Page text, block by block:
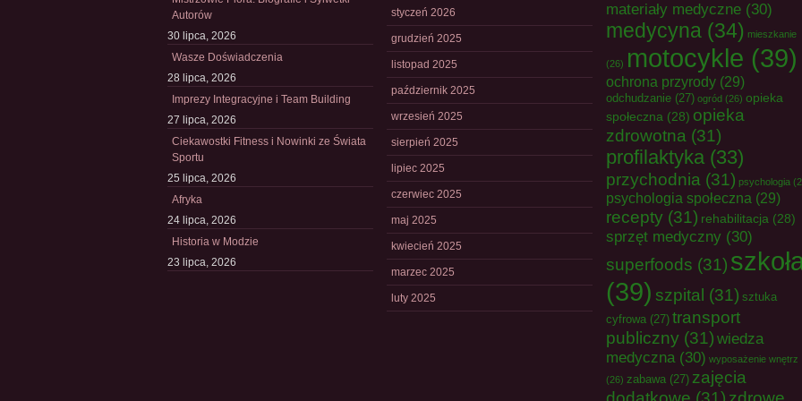
Autorów
30 lipca, 2026
Wasze Doświadczenia
28 lipca, 2026
Imprezy Integracyjne i Team Building
27 lipca, 2026
Ciekawostki Fitness i Nowinki ze Świata
Sportu
25 lipca, 2026
Afryka
24 lipca, 2026
Historia w Modzie
23 lipca, 2026
styczeń 2026
grudzień 2025
listopad 2025
październik 2025
wrzesień 2025
sierpień 2025
lipiec 2025
czerwiec 2025
maj 2025
kwiecień 2025
marzec 2025
luty 2025
materiały medyczne (30)
medycyna (34) mieszkanie
(26) motocykle (39)
ochrona przyrody (29)
odchudzanie (27) ogród (26) opieka
społeczna (28) opieka
zdrowotna (31)
profilaktyka (33)
przychodnia (31) psychologia
psychologia społeczna (29)
recepty (31) rehabilitacja (28)
sprzęt medyczny (30)
superfoods (31)
(39) szpital (31) sztuka
cyfrowa (27) transport
publiczny (31) wiedza
medyczna(30) wyposażenie wnętrz
(26) zabawa (27) zajęcia